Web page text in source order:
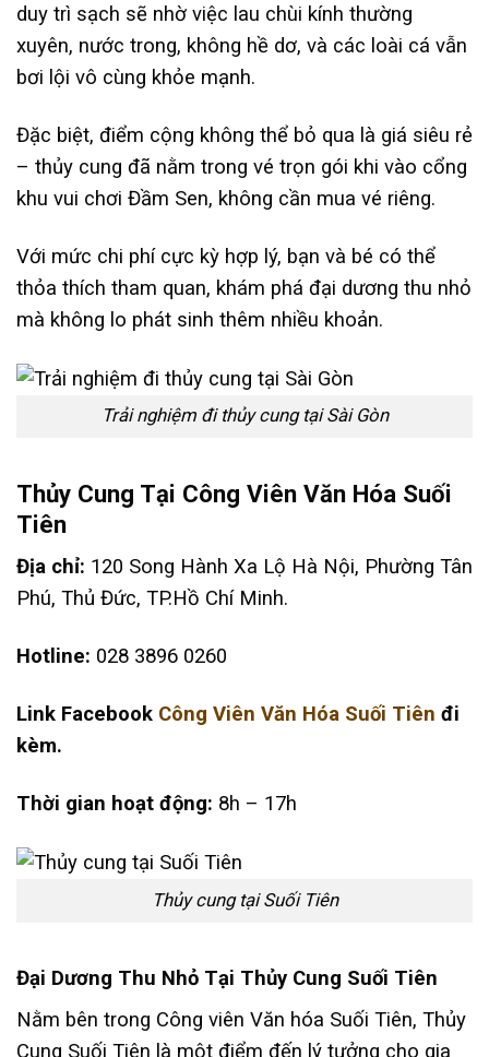
duy trì sạch sẽ nhờ việc lau chùi kính thường
xuyên, nước trong, không hề dơ, và các loài cá vẫn
bơi lội vô cùng khỏe mạnh.
Đặc biệt, điểm cộng không thể bỏ qua là giá siêu rẻ
– thủy cung đã nằm trong vé trọn gói khi vào cổng
khu vui chơi Đầm Sen, không cần mua vé riêng.
Với mức chi phí cực kỳ hợp lý, bạn và bé có thể
thỏa thích tham quan, khám phá đại dương thu nhỏ
mà không lo phát sinh thêm nhiều khoản.
Trải nghiệm đi thủy cung tại Sài Gòn
Thủy Cung Tại Công Viên Văn Hóa Suối
Tiên
Địa chỉ: 120 Song Hành Xa Lộ Hà Nội, Phường Tân
Phú, Thủ Đức, TP.Hồ Chí Minh.
Hotline: 028 3896 0260
Link Facebook Công Viên Văn Hóa Suối Tiên đi
kèm.
Thời gian hoạt động: 8h – 17h
Thủy cung tại Suối Tiên
Đại Dương Thu Nhỏ Tại Thủy Cung Suối Tiên
Nằm bên trong Công viên Văn hóa Suối Tiên, Thủy
Cung Suối Tiên là một điểm đến lý tưởng cho gia